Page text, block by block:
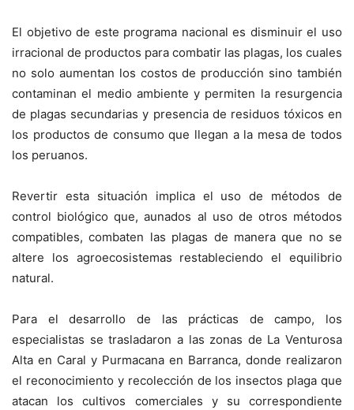
El objetivo de este programa nacional es disminuir el uso
irracional de productos para combatir las plagas, los cuales
no solo aumentan los costos de producción sino también
contaminan el medio ambiente y permiten la resurgencia
de plagas secundarias y presencia de residuos tóxicos en
los productos de consumo que llegan a la mesa de todos
los peruanos.
Revertir esta situación implica el uso de métodos de
control biológico que, aunados al uso de otros métodos
compatibles, combaten las plagas de manera que no se
altere los agroecosistemas restableciendo el equilibrio
natural.
Para el desarrollo de las prácticas de campo, los
especialistas se trasladaron a las zonas de La Venturosa
Alta en Caral y Purmacana en Barranca, donde realizaron
el reconocimiento y recolección de los insectos plaga que
atacan los cultivos comerciales y su correspondiente